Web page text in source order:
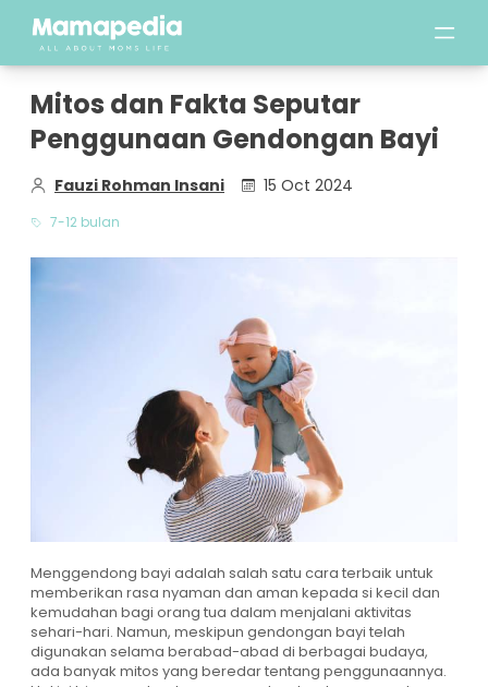
Mitos dan Fakta Seputar
Penggunaan Gendongan Bayi
Fauzi Rohman Insani 15 Oct 2024
7-12 bulan
Menggendong bayi adalah salah satu cara terbaik untuk
memberikan rasa nyaman dan aman kepada si kecil dan
kemudahan bagi orang tua dalam menjalani aktivitas
sehari-hari. Namun, meskipun gendongan bayi telah
digunakan selama berabad-abad di berbagai budaya,
ada banyak mitos yang beredar tentang penggunaannya.